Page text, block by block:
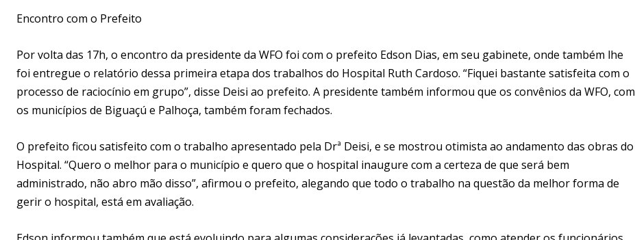
Encontro com o Prefeito
Por volta das 17h, o encontro da presidente da WFO foi com o prefeito Edson Dias, em seu gabinete, onde também lhe
foi entregue o relatório dessa primeira etapa dos trabalhos do Hospital Ruth Cardoso. “Fiquei bastante satisfeita com o
processo de raciocínio em grupo”, disse Deisi ao prefeito. A presidente também informou que os convênios da WFO, com
os municípios de Biguaçú e Palhoça, também foram fechados.
O prefeito ficou satisfeito com o trabalho apresentado pela Drª Deisi, e se mostrou otimista ao andamento das obras do
Hospital. “Quero o melhor para o município e quero que o hospital inaugure com a certeza de que será bem
administrado, não abro mão disso”, afirmou o prefeito, alegando que todo o trabalho na questão da melhor forma de
gerir o hospital, está em avaliação.